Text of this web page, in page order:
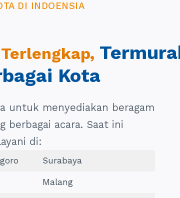
DI INDOENSIA
Kota
untuk menyediakan beragam
acara. Saat ini
di:
Surabaya
Malang